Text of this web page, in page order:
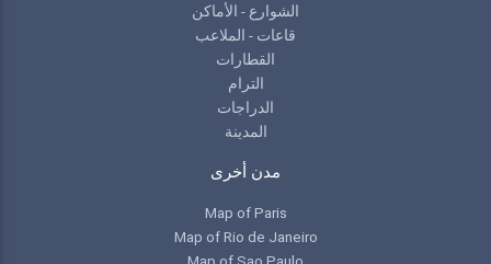
الشوارع - الأماكن
قاعات - الملاعب
القطارات
الترام
الدراجات
المدينة
مدن أخرى
Map of Paris
Map of Rio de Janeiro
Map of Sao Paulo